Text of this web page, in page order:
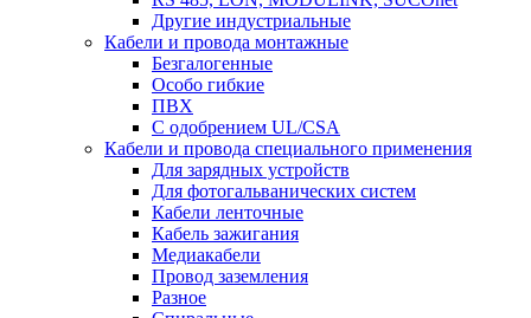
Другие индустриальные
Кабели и провода монтажные
Безгалогенные
Особо гибкие
ПВХ
С одобрением UL/CSA
Кабели и провода специального применения
Для зарядных устройств
Для фотогальванических систем
Кабели ленточные
Кабель зажигания
Медиакабели
Провод заземления
Разное